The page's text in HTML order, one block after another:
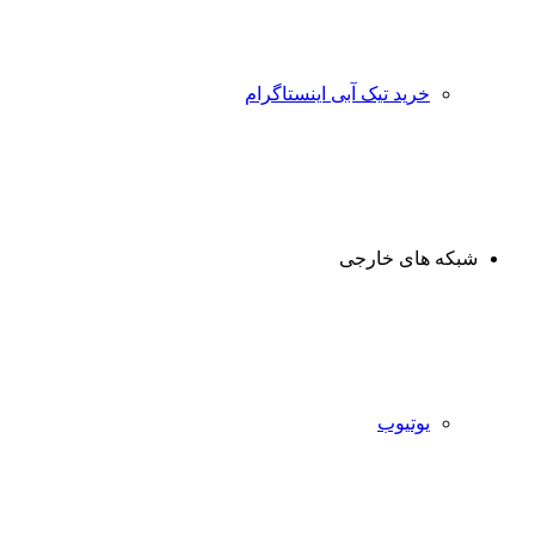
خرید تیک آبی اینستاگرام
شبکه های خارجی
یوتیوب